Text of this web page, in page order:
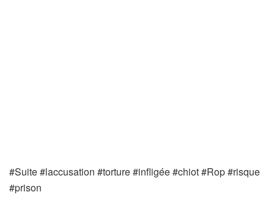
#Suite #laccusation #torture #infligée #chiot #Rop #risque
#prison